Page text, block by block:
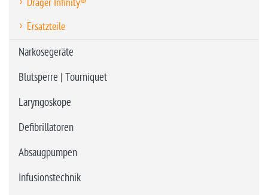
Dräger Infinity®
Ersatzteile
Narkosegeräte
Blutsperre | Tourniquet
Laryngoskope
Defibrillatoren
Absaugpumpen
Infusionstechnik